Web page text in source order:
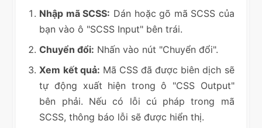
Nhập mã SCSS: Dán hoặc gõ mã SCSS của
bạn vào ô "SCSS Input" bên trái.
Chuyển đổi: Nhấn vào nút "Chuyển đổi".
Xem kết quả: Mã CSS đã được biên dịch sẽ
tự động xuất hiện trong ô "CSS Output"
bên phải. Nếu có lỗi cú pháp trong mã
SCSS, thông báo lỗi sẽ được hiển thị.